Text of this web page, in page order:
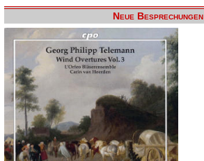
Neue Besprechungen